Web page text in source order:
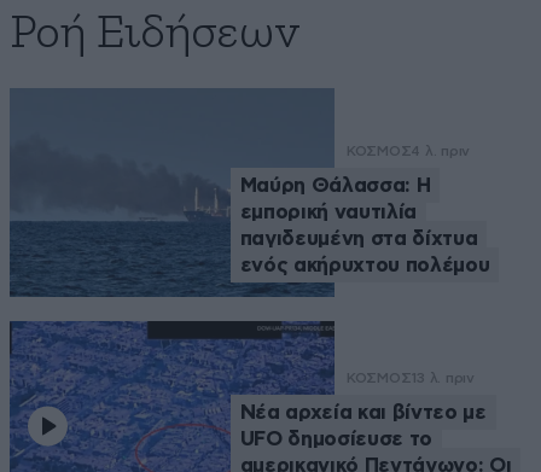
Ροή Ειδήσεων
ΚΟΣΜΟΣ4 λ. πριν
Μαύρη Θάλασσα: Η
εμπορική ναυτιλία
παγιδευμένη στα δίχτυα
ενός ακήρυχτου πολέμου
ΚΟΣΜΟΣ 13 λ. πριν
Νέα αρχεία και βίντεο με
UFO δημοσίευσε το
αμερικανικό Πεντάγωνο: Οι